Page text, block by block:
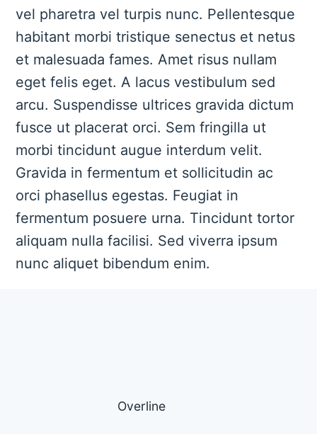
vel pharetra vel turpis nunc. Pellentesque
habitant morbi tristique senectus et netus
et malesuada fames. Amet risus nullam
eget felis eget. A lacus vestibulum sed
arcu. Suspendisse ultrices gravida dictum
fusce ut placerat orci. Sem fringilla ut
morbi tincidunt augue interdum velit.
Gravida in fermentum et sollicitudin ac
orci phasellus egestas. Feugiat in
fermentum posuere urna. Tincidunt tortor
aliquam nulla facilisi. Sed viverra ipsum
nunc aliquet bibendum enim.
Overline